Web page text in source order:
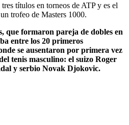
títulos en torneos de ATP y es el
trofeo de Masters 1000.
que formaron pareja de dobles en
entre los 20 primeros
se ausentaron por primera vez
tenis masculino: el suizo Roger
y serbio Novak Djokovic.